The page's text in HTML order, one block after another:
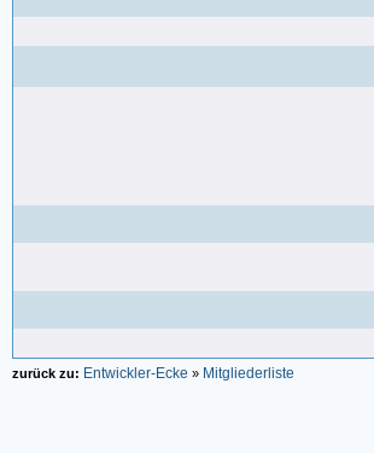
zurück zu: Entwickler-Ecke » Mitgliederliste